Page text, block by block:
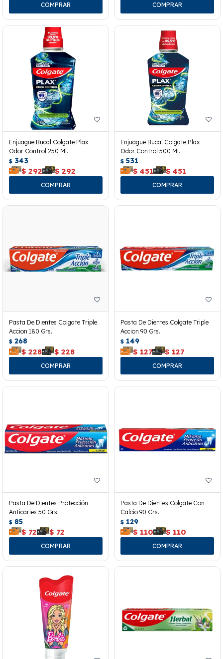
Enjuague Bucal Colgate Plax
Odor Control 250 Ml.
$ 343
$ 292 $ 292
Enjuague Bucal Colgate Plax
Odor Control 500 Ml.
$ 531
$ 451 $ 451
Pasta De Dientes Colgate Triple
Accion 180 Grs.
$ 268
$ 228 $ 228
Pasta De Dientes Colgate Triple
Accion 90 Grs.
$ 149
$ 127 $ 127
Pasta De Dientes Protección
Anticaries 50 Grs.
$ 85
$ 72 $ 72
Pasta De Dientes Colgate Con
Calcio 90 Grs.
$ 129
$ 110 $ 110